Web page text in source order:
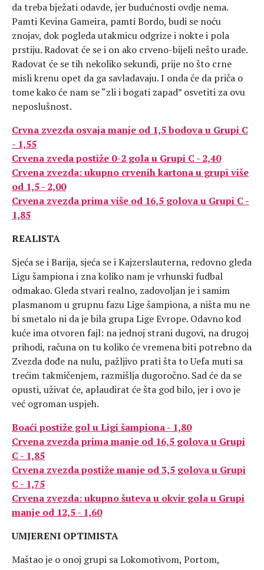
da treba bježati odavde, jer budućnosti ovdje nema.
Pamti Kevina Gameira, pamti Bordo, budi se noću
znojav, dok pogleda utakmicu odgrize i nokte i pola
prstiju. Radovat će se i on ako crveno-bijeli nešto urade.
Radovat će se tih nekoliko sekundi, prije no što crne
misli krenu opet da ga savladavaju. I onda će da priča o
tome kako će nam se “zli i bogati zapad” osvetiti za ovu
neposlušnost.
Crvna zvezda osvaja manje od 1,5 bodova u Grupi C
- 1,55
Crvena zveda postiže 0-2 gola u Grupi C - 2,40
Crvena zvezda: ukupno crvenih kartona u grupi više
od 1,5 - 2,00
Crvena zvezda prima više od 16,5 golova u Grupi C -
1,85
REALISTA
Sjeća se i Barija, sjeća se i Kajzerslauterna, redovno gleda
Ligu šampiona i zna koliko nam je vrhunski fudbal
odmakao. Gleda stvari realno, zadovoljan je i samim
plasmanom u grupnu fazu Lige šampiona, a ništa mu ne
bi smetalo ni da je bila grupa Lige Evrope. Odavno kod
kuće ima otvoren fajl: na jednoj strani dugovi, na drugoj
prihodi, računa on tu koliko će vremena biti potrebno da
Zvezda dođe na nulu, pažljivo prati šta to Uefa muti sa
trećim takmičenjem, razmišlja dugoročno. Sad će da se
opusti, uživat će, aplaudirat će šta god bilo, jer i ovo je
već ogroman uspjeh.
Boaći postiže gol u Ligi šampiona - 1,80
Crvena zvezda prima manje od 16,5 golova u Grupi
C - 1,85
Crvena zvezda postiže manje od 3,5 golova u Grupi
C - 1,75
Crvena zvezda: ukupno šuteva u okvir gola u Grupi
manje od 12,5 - 1,60
UMJERENI OPTIMISTA
Maštao je o onoj grupi sa Lokomotivom, Portom,